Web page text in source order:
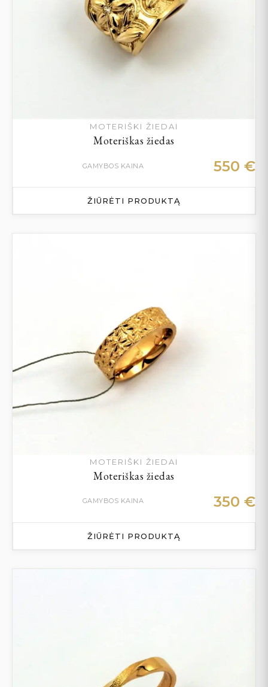
MOTERIŠKI ŽIEDAI
Moteriškas žiedas
GAMYBOS KAINA 550 €
ŽIŪRĖTI PRODUKTĄ
MOTERIŠKI ŽIEDAI
Moteriškas žiedas
GAMYBOS KAINA 350 €
ŽIŪRĖTI PRODUKTĄ